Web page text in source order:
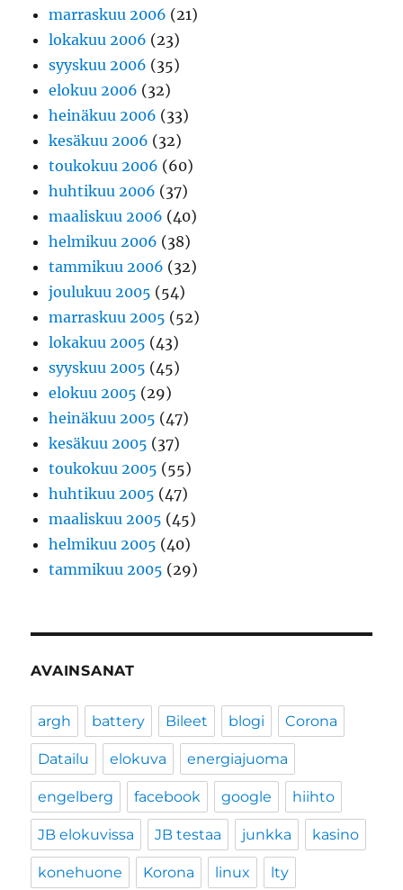
marraskuu 2006 (21)
lokakuu 2006 (23)
syyskuu 2006 (35)
elokuu 2006 (32)
heinäkuu 2006 (33)
kesäkuu 2006 (32)
toukokuu 2006 (60)
huhtikuu 2006 (37)
maaliskuu 2006 (40)
helmikuu 2006 (38)
tammikuu 2006 (32)
joulukuu 2005 (54)
marraskuu 2005 (52)
lokakuu 2005 (43)
syyskuu 2005 (45)
elokuu 2005 (29)
heinäkuu 2005 (47)
kesäkuu 2005 (37)
toukokuu 2005 (55)
huhtikuu 2005 (47)
maaliskuu 2005 (45)
helmikuu 2005 (40)
tammikuu 2005 (29)
AVAINSANAT
argh battery Bileet blogi Corona
Datailu elokuva energiajuoma
engelberg facebook google hiihto
JB elokuvissa JB testaa junkka kasino
konehuone Korona linux lty